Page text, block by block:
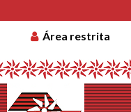
TABELA DE CUSTAS
Área restrita